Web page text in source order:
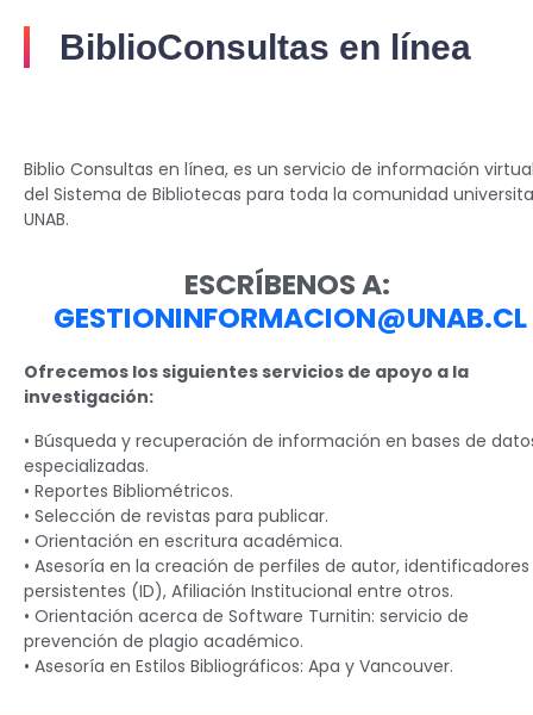
BiblioConsultas en línea
Biblio Consultas en línea, es un servicio de información
del Sistema de Bibliotecas para toda la comunidad
UNAB.
ESCRÍBENOS A:
GESTIONINFORMACION@UNAB.CL
Ofrecemos los siguientes servicios de apoyo a la
investigación:
• Búsqueda y recuperación de información en bases de
especializadas.
• Reportes Bibliométricos.
• Selección de revistas para publicar.
• Orientación en escritura académica.
• Asesoría en la creación de perfiles de autor, identificadores
persistentes (ID), Afiliación Institucional entre otros.
• Orientación acerca de Software Turnitin: servicio de
prevención de plagio académico.
• Asesoría en Estilos Bibliográficos: Apa y Vancouver.